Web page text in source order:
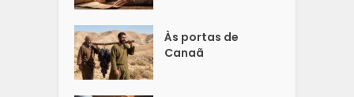
Às portas de
Canaã